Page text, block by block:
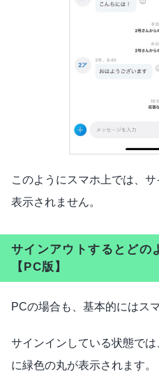
このようにスマホ上では、
表示されません。
サインアウトするとどの
【PC版】
PCの場合も、基本的にはス
サインインしている状態で
に緑色の丸が表示されます。